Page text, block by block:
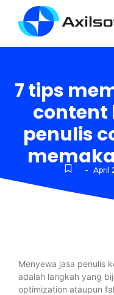
7 tips
content
penulis
- April
Menyewa jasa penulis
adalah langkah yang
optimization ataupun